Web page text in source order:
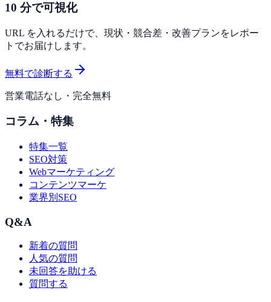
10 分で可視化
URL を入れるだけで、現状・競合差・改善プランをレポー
トでお届けします。
無料で診断する
営業電話なし・完全無料
コラム・特集
特集一覧
SEO対策
Webマーケティング
コンテンツマーケ
業界別SEO
Q&A
新着の質問
人気の質問
未回答を助ける
質問する